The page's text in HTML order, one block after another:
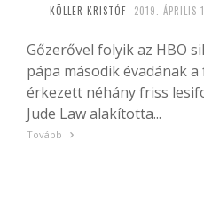
KÖLLER KRISTÓF 2019. ÁPRILIS
Gőzerővel folyik az HBO
pápa második évadának
érkezett néhány friss
Jude Law alakította...
Tovább